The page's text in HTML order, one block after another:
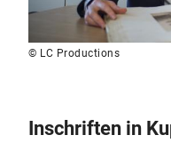
© LC Productions
Inschriften in